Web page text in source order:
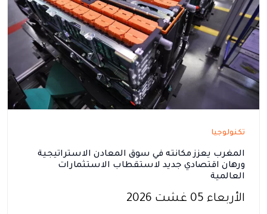
تكنولوجيا
المغرب يعزز مكانته في سوق المعادن الاستراتيجية
ورهان اقتصادي جديد لاستقطاب الاستثمارات
العالمية
الأربعاء 05 غشت 2026